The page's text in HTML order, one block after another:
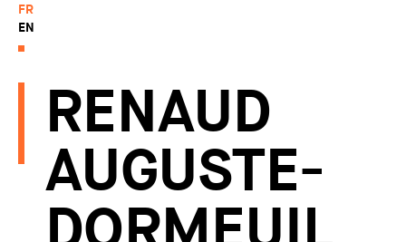
FR
EN
RENAUD
AUGUSTE-